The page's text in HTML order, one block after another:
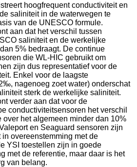
hoogfrequent conductiviteit en
saliniteit in de waterwegen te
van de UNESCO formule.
aan dat het verschil tussen
saliniteit en de werkelijke
5% bedraagt. De continue
die WL-HIC gebruikt om
zijn dus representatief voor de
Enkel voor de laagste
nagenoeg zoet water) onderschat
sterk de werkelijke saliniteit.
verder aan dat voor de
conductiviteitsensoren het verschil
over het algemeen minder dan 10%
en Seaguard sensoren zijn
in overeenstemming met de
YSI toestellen zijn in goede
met de referentie, maar daar is het
van belang.